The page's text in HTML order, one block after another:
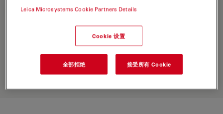
索取报价
Discover the perfect solution. Explore
ourObjective Finder, compare
alternatives, and find the best fit for
your needs.
Leica Microsystems Cookie Partners Details
Cookie 设置
全部拒绝 接受所有 Cookie